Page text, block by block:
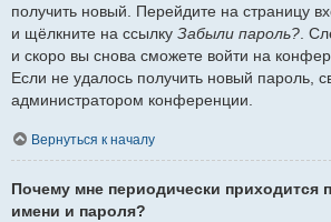
получить новый. Перейдите на страницу
и щёлкните на ссылку Забыли пароль?.
и скоро вы снова сможете войти на
Если не удалось получить новый пароль,
администратором конференции.
Вернуться к началу
Почему мне периодически приходится
имени и пароля?